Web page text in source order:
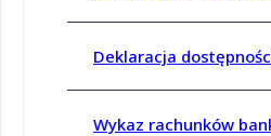
Deklaracja
Wykaz rachunków